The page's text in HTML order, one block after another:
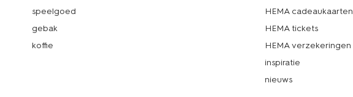
speelgoed
gebak
koffie
HEMA cadeaukaarten
HEMA tickets
HEMA verzekeringen
inspiratie
nieuws